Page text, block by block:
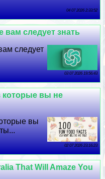
04 07 2026 2:33:52
вам следует знать
следует
03 07 2026 19:56:43
которые вы не
вы
02 07 2026 23:16:23
That Will Amaze You